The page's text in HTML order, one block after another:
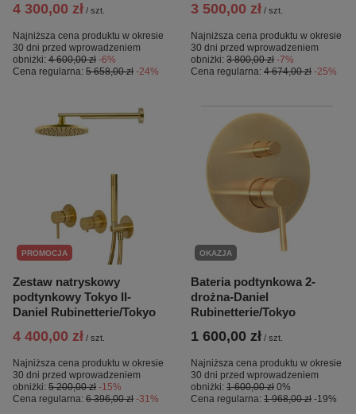
4 300,00 zł / szt.
Najniższa cena produktu w okresie
30 dni przed wprowadzeniem
obniżki: 4 600,00 zł -6%
Cena regularna: 5 658,00 zł -24%
3 500,00 zł / szt.
Najniższa cena produktu w okresie
30 dni przed wprowadzeniem
obniżki: 3 800,00 zł -7%
Cena regularna: 4 674,00 zł -25%
PROMOCJA
Zestaw natryskowy
podtynkowy Tokyo II-
Daniel Rubinetterie/Tokyo
4 400,00 zł / szt.
Najniższa cena produktu w okresie
30 dni przed wprowadzeniem
obniżki: 5 200,00 zł -15%
Cena regularna: 6 396,00 zł -31%
OKAZJA
Bateria podtynkowa 2-
drożna-Daniel
Rubinetterie/Tokyo
1 600,00 zł / szt.
Najniższa cena produktu w okresie
30 dni przed wprowadzeniem
obniżki: 1 600,00 zł 0%
Cena regularna: 1 968,00 zł -19%